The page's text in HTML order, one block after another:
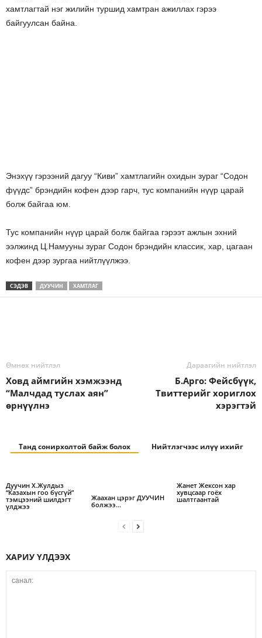
хамтлагтай нэг жилийн туршид хамтран ажиллах гэрээ
байгуулсан байна.
Энэхүү гэрээний дагуу “Киви” хамтлагийн охидын зураг “Содон
фүүдс” брэндийн кофен дээр гарч, тус компанийн нүүр царай
болж байгаа юм.
Тус компанийн нүүр царай болж байгаа гэрээт ажлын эхний
ээлжинд Ц.Намууны зураг Содон брэндийн классик, хар, цагаан
кофен дээр зургаа нийтлүүлжээ.
СЭДЭВ ДУУЧИН ХАМТЛАГ
Өмнөх нийтлэл
Ховд аймгийн хэмжээнд
“Малчдад туслах аян”
өрнүүлнэ
Дараагийн нийтлэл
Б.Арго: Фейсбүүк,
Твиттерийг хориглох
хэрэгтэй
Танд сонирхолтой байж болох Нийтлэгчээс илүү ихийг
Дуучин Х.Жулдыз
“Казахын гоо бүсгүй”
тэмцээний шилдэгт
үлджээ
Жаахан цэрэг ДУУЧИН
болжээ…
Жанет Жексон хар
хувцсаар гоёх
шалтгаантай
ХАРИУ ҮЛДЭЭХ